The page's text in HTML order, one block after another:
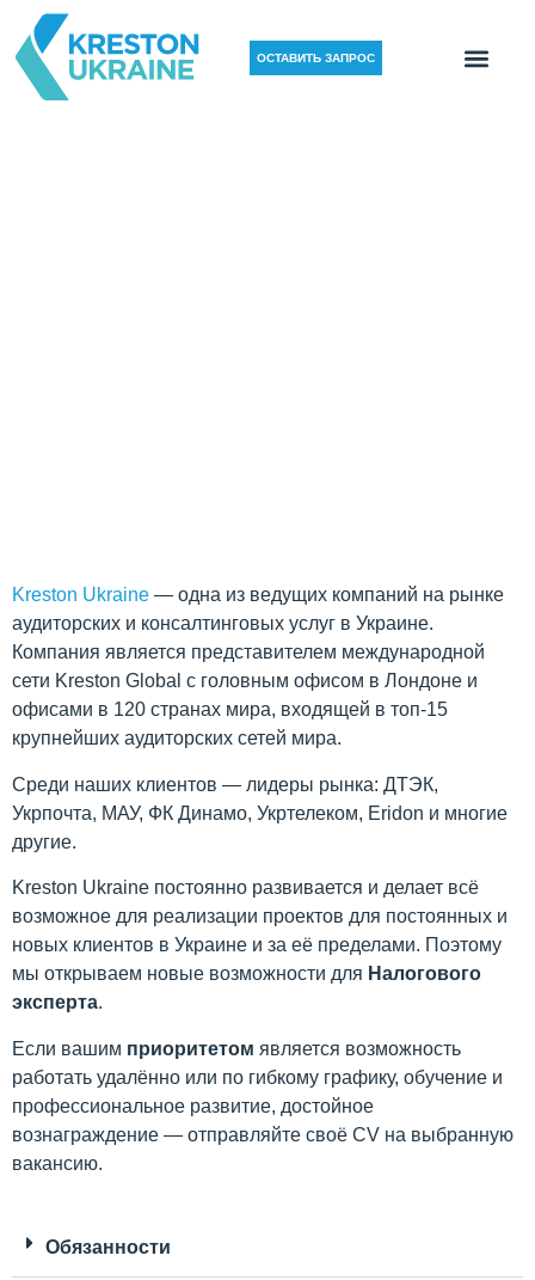
ОСТАВИТЬ ЗАПРОС
Kreston Ukraine — одна из ведущих компаний на рынке
аудиторских и консалтинговых услуг в Украине.
Компания является представителем международной
сети Kreston Global с головным офисом в Лондоне и
офисами в 120 странах мира, входящей в топ-15
крупнейших аудиторских сетей мира.
Среди наших клиентов — лидеры рынка: ДТЭК,
Укрпочта, МАУ, ФК Динамо, Укртелеком, Eridon и многие
другие.
Kreston Ukraine постоянно развивается и делает всё
возможное для реализации проектов для постоянных и
новых клиентов в Украине и за её пределами. Поэтому
мы открываем новые возможности для Налогового
эксперта.
Если вашим приоритетом является возможность
работать удалённо или по гибкому графику, обучение и
профессиональное развитие, достойное
вознаграждение — отправляйте своё CV на выбранную
вакансию.
Обязанности